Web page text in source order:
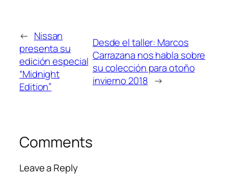
← Nissan
presenta su
edición especial
“Midnight
Edition”
Desde el taller: Marcos
Carrazana nos habla sobre
su colección para otoño
invierno 2018 →
Comments
Leave a Reply